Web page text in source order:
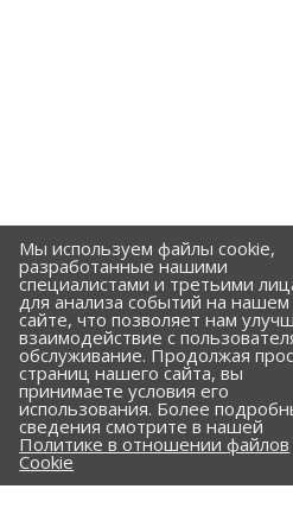
ПРАЙС-
Мы используем файлы cookie,
разработанные нашими
специалистами и третьими
для анализа событий на
сайте, что позволяет нам
взаимодействие с
обслуживание. Продолжая
страниц нашего сайта, вы
принимаете условия его
использования. Более
сведения смотрите в нашей
Политике в отношении файлов
Cookie